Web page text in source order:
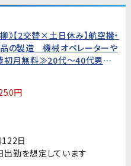
》【2交替×土日休み】航空機・
品の製造 機械オペレーターや
月無料≫20代～40代男性
円
日
勤を想定しています